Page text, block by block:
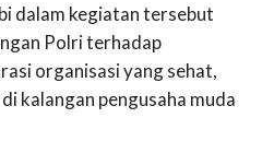
dalam kegiatan tersebut
Polri terhadap
organisasi yang sehat,
kalangan pengusaha muda